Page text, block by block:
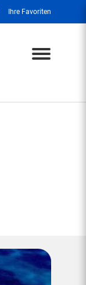
Ihre Favoriten
Menu